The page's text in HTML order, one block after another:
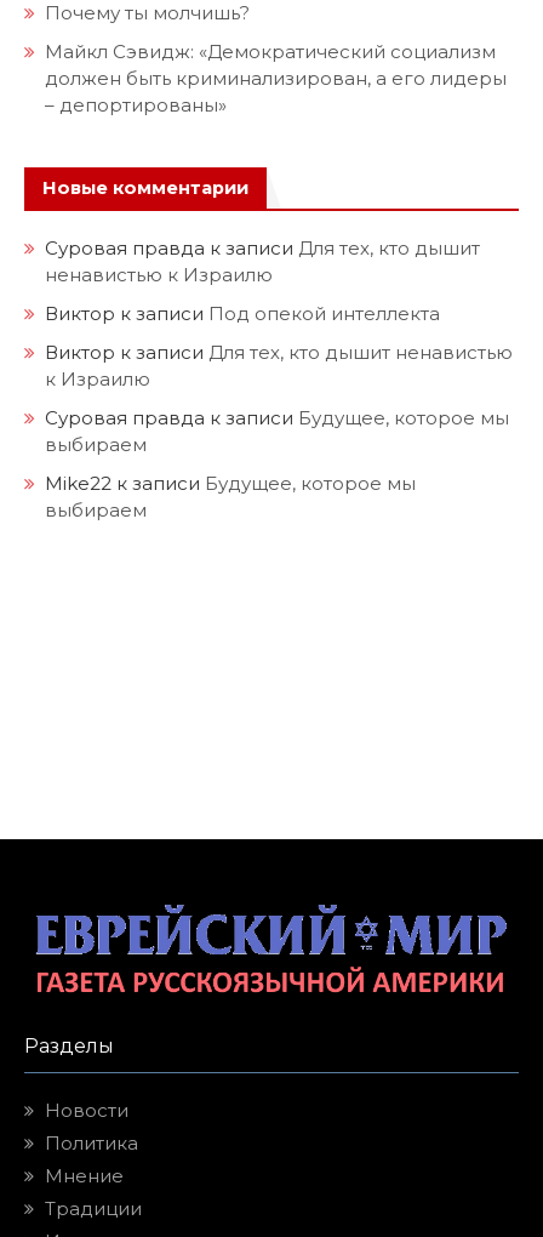
Почему ты молчишь?
Майкл Сэвидж: «Демократический социализм
должен быть криминализирован, а его лидеры
– депортированы»
Новые комментарии
Суровая правда к записи Для тех, кто дышит
ненавистью к Израилю
Виктор к записи Под опекой интеллекта
Виктор к записи Для тех, кто дышит ненавистью
к Израилю
Суровая правда к записи Будущее, которое мы
выбираем
Mike22 к записи Будущее, которое мы
выбираем
Разделы
Новости
Политика
Мнение
Традиции